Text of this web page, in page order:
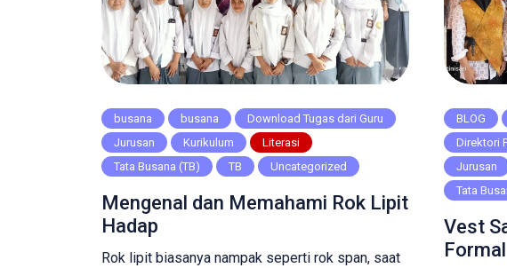
busana busana
Download Tugas dari Guru
Jurusan
Kurikulum
Literasi
Tata Busana (TB)
TB Uncategorized
Mengenal dan Memahami Rok Lipit
Hadap
Rok lipit biasanya nampak seperti rok span, saat
BLOG
Direktori
Jurusan
Tata
Vest
Formal